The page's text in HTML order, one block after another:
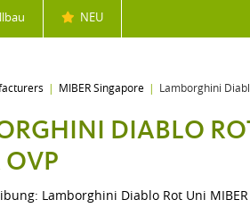
NEU
MIBER Singapore Lamborghini
DIABLO
OVP
Lamborghini Diablo Rot Uni MIBER